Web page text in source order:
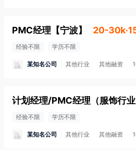
PMC经理 【宁波】 20-
经验不限 学历不限
某知名公司 其他行业 其他融资
计划经理/PMC经理（服饰行业
经验不限 学历不限
某知名公司 其他行业 其他融资